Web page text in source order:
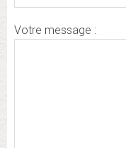
Votre message :